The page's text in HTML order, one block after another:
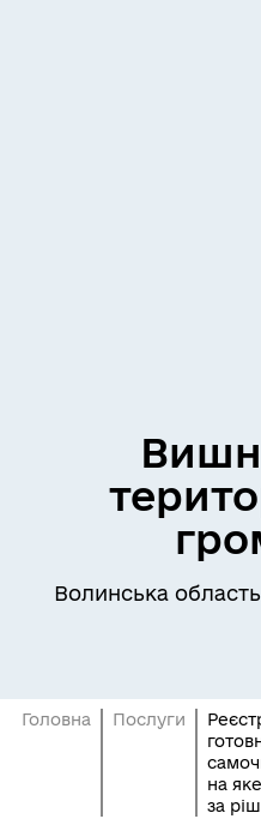
Волинська
Головна Послуги
на
за